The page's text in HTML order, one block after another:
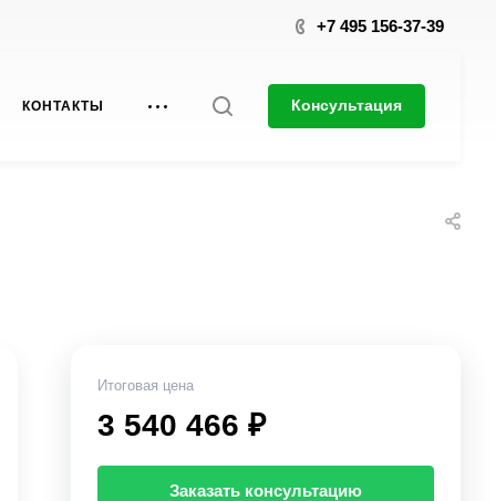
+7 495 156-37-39
КОНТАКТЫ Консультация
Итоговая цена
3 540 466 ₽
Заказать консультацию